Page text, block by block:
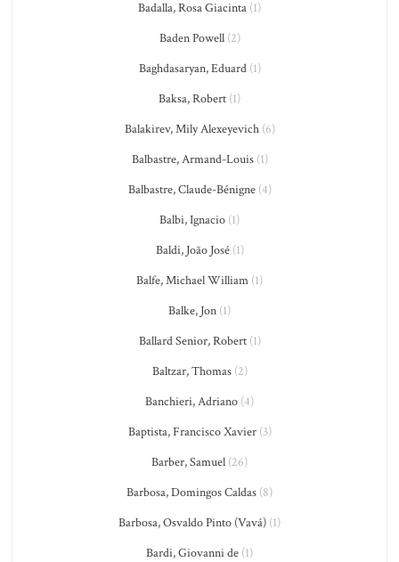
Badalla, Rosa Giacinta (1)
Baden Powell(2)
Baghdasaryan, Eduard(1)
Baksa, Robert (1)
Balakirev, Mily Alexeyevich(6)
Balbastre, Armand-Louis(1)
Balbastre, Claude-Bénigne(4)
Balbi, Ignacio (1)
Baldi, João José(1)
Balfe, Michael William (1)
Balke, Jon (1)
Ballard Senior, Robert(1)
Baltzar, Thomas(2)
Banchieri, Adriano (4)
Baptista, Francisco Xavier(3)
Barber, Samuel (26)
Barbosa, Domingos Caldas (8)
Barbosa, Osvaldo Pinto (Vavá) (1)
Bardi, Giovanni de (1)